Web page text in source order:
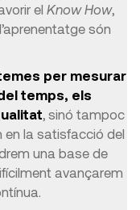
el Know How,
són
per mesurar
temps, els
, sinó tampoc
en la satisfacció del
una base de
avançarem